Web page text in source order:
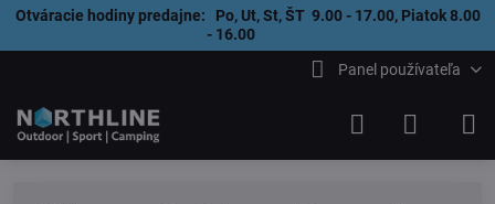
Otváracie hodiny predajne: Po, Ut, St, ŠT 9.00 - 17.00, Piatok 8.00
- 16.00
Panel používateľa